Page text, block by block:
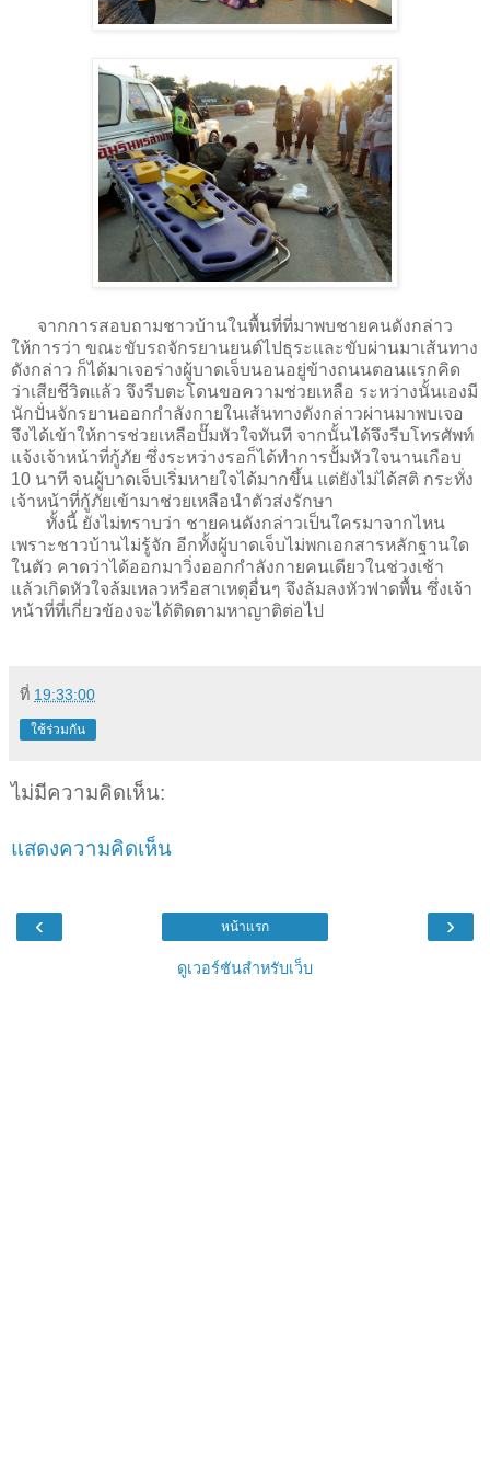
จากการสอบถามชาวบ้านในพื้นที่ที่มาพบชายคนดังกล่าว
ให้การว่า ขณะขับรถจักรยานยนต์ไปธุระและขับผ่านมาเส้นทาง
ดังกล่าว ก็ได้มาเจอร่างผู้บาดเจ็บนอนอยู่ข้างถนนตอนแรกคิด
ว่าเสียชีวิตแล้ว จึงรีบตะโดนขอความช่วยเหลือ ระหว่างนั้นเองมี
นักปั่นจักรยานออกกำลังกายในเส้นทางดังกล่าวผ่านมาพบเจอ
จึงได้เข้าให้การช่วยเหลือปั๊มหัวใจทันที จากนั้นได้จึงรีบโทรศัพท์
แจ้งเจ้าหน้าที่กู้ภัย ซึ่งระหว่างรอก็ได้ทำการปั้มหัวใจนานเกือบ
10 นาที จนผู้บาดเจ็บเริ่มหายใจได้มากขึ้น แต่ยังไม่ได้สติ กระทั่ง
เจ้าหน้าที่กู้ภัยเข้ามาช่วยเหลือนำตัวส่งรักษา
ทั้งนี้ ยังไม่ทราบว่า ชายคนดังกล่าวเป็นใครมาจากไหน
เพราะชาวบ้านไม่รู้จัก อีกทั้งผู้บาดเจ็บไม่พกเอกสารหลักฐานใด
ในตัว คาดว่าได้ออกมาวิ่งออกกำลังกายคนเดียวในช่วงเช้า
แล้วเกิดหัวใจล้มเหลวหรือสาเหตุอื่นๆ จึงล้มลงหัวฟาดพื้น ซึ่งเจ้า
หน้าที่ที่เกี่ยวข้องจะได้ติดตามหาญาติต่อไป
ที่ 19:33:00
ใช้ร่วมกัน
ไม่มีความคิดเห็น:
แสดงความคิดเห็น
‹ ›
หน้าแรก
ดูเวอร์ชันสำหรับเว็บ